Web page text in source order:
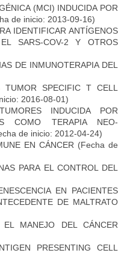
(MCI) INDUCIDA POR
de inicio: 2013-09-16)
IDENTIFICAR ANTÍGENOS
SARS-COV-2 Y OTROS
DE INMUNOTERAPIA DEL
TUMOR SPECIFIC T CELL
2016-08-01)
INDUCIDA POR
COMO TERAPIA NEO-
de inicio: 2012-04-24)
EN CÁNCER (Fecha de
PARA EL CONTROL DEL
EN PACIENTES
DE MALTRATO
EL MANEJO DEL CÁNCER
PRESENTING CELL